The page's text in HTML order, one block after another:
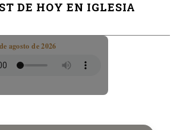
DE HOY EN IGLESIA
agosto de 2026